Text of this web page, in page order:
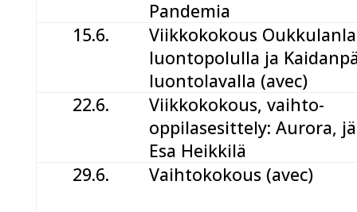
Pandemia
15.6.
Viikkokokous
luontopolulla ja
luontolavalla (avec)
22.6.
Viikkokokous, vaihto-
oppilasesittely: Aurora,
Esa Heikkilä
29.6.
Vaihtokokous (avec)